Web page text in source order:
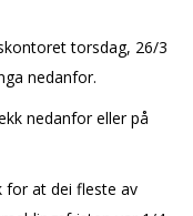
torsdag, 26/3
nedanfor.
nedanfor eller på
for at dei fleste av